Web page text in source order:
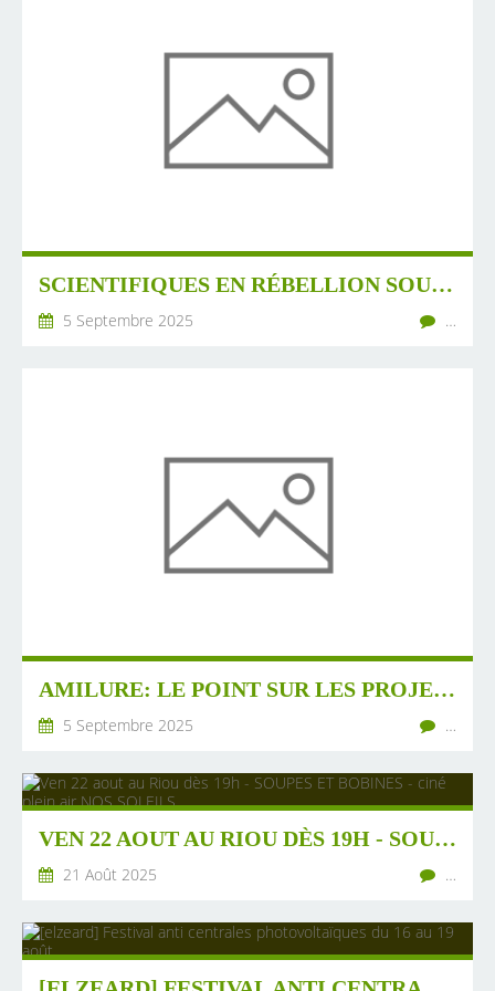
SCIENTIFIQUES EN RÉBELLION SOUTIENT LE MOUVEMENT DU 10 SEPTEMBRE
5 Septembre 2025 …
AMILURE: LE POINT SUR LES PROJETS COMBATTUS
5 Septembre 2025 …
VEN 22 AOUT AU RIOU DÈS 19H - SOUPES ET BOBINES - CINÉ PLEIN AIR NOS SOLEILS
21 Août 2025 …